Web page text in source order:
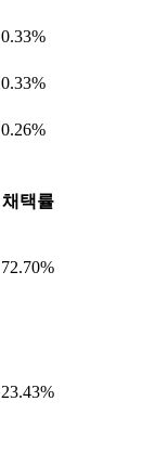
0.33%
0.33%
0.26%
채택률
72.70%
23.43%